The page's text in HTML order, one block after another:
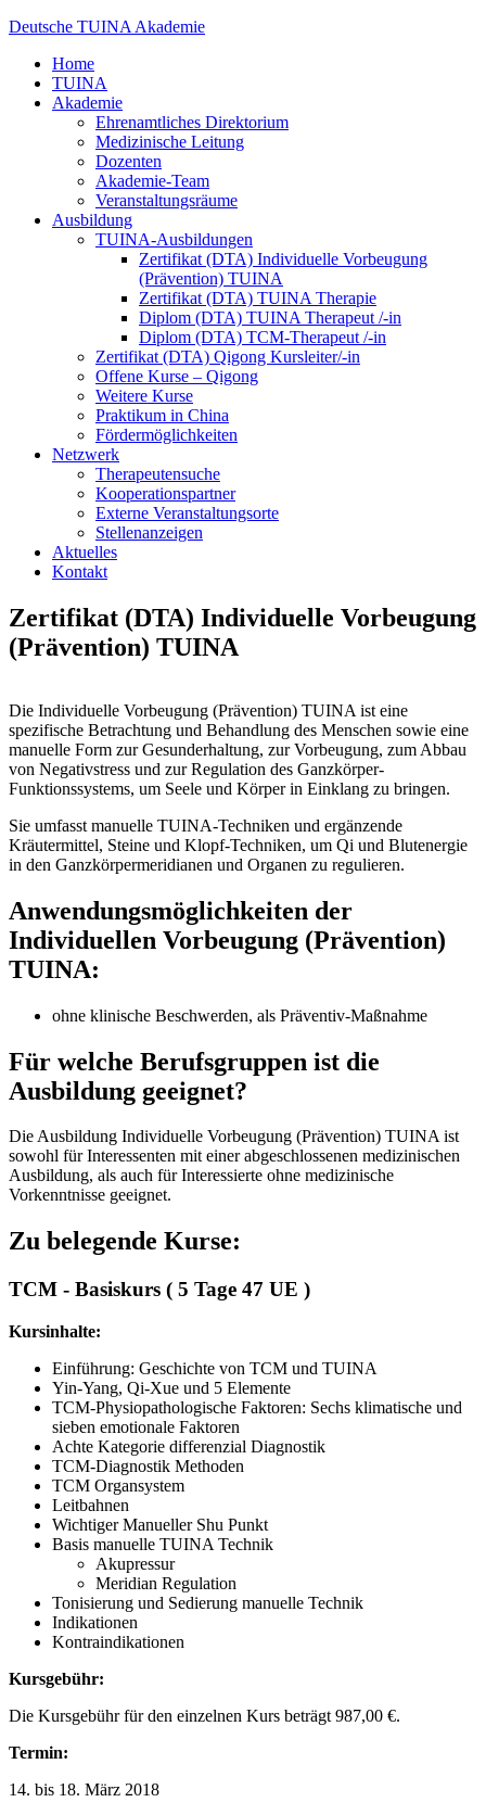
Deutsche TUINA Akademie
Home
TUINA
Akademie
Ehrenamtliches Direktorium
Medizinische Leitung
Dozenten
Akademie-Team
Veranstaltungsräume
Ausbildung
TUINA-Ausbildungen
Zertifikat (DTA) Individuelle Vorbeugung
(Prävention) TUINA
Zertifikat (DTA) TUINA Therapie
Diplom (DTA) TUINA Therapeut /-in
Diplom (DTA) TCM-Therapeut /-in
Zertifikat (DTA) Qigong Kursleiter/-in
Offene Kurse – Qigong
Weitere Kurse
Praktikum in China
Fördermöglichkeiten
Netzwerk
Therapeutensuche
Kooperationspartner
Externe Veranstaltungsorte
Stellenanzeigen
Aktuelles
Kontakt
Zertifikat (DTA) Individuelle Vorbeugung
(Prävention) TUINA
Die Individuelle Vorbeugung (Prävention) TUINA ist eine
spezifische Betrachtung und Behandlung des Menschen sowie eine
manuelle Form zur Gesunderhaltung, zur Vorbeugung, zum Abbau
von Negativstress und zur Regulation des Ganzkörper-
Funktionssystems, um Seele und Körper in Einklang zu bringen.
Sie umfasst manuelle TUINA-Techniken und ergänzende
Kräutermittel, Steine und Klopf-Techniken, um Qi und Blutenergie
in den Ganzkörpermeridianen und Organen zu regulieren.
Anwendungsmöglichkeiten der
Individuellen Vorbeugung (Prävention)
TUINA:
ohne klinische Beschwerden, als Präventiv-Maßnahme
Für welche Berufsgruppen ist die
Ausbildung geeignet?
Die Ausbildung Individuelle Vorbeugung (Prävention) TUINA ist
sowohl für Interessenten mit einer abgeschlossenen medizinischen
Ausbildung, als auch für Interessierte ohne medizinische
Vorkenntnisse geeignet.
Zu belegende Kurse:
TCM - Basiskurs ( 5 Tage 47 UE )
Kursinhalte:
Einführung: Geschichte von TCM und TUINA
Yin-Yang, Qi-Xue und 5 Elemente
TCM-Physiopathologische Faktoren: Sechs klimatische und
sieben emotionale Faktoren
Achte Kategorie differenzial Diagnostik
TCM-Diagnostik Methoden
TCM Organsystem
Leitbahnen
Wichtiger Manueller Shu Punkt
Basis manuelle TUINA Technik
Akupressur
Meridian Regulation
Tonisierung und Sedierung manuelle Technik
Indikationen
Kontraindikationen
Kursgebühr:
Die Kursgebühr für den einzelnen Kurs beträgt 987,00 €.
Termin:
14. bis 18. März 2018